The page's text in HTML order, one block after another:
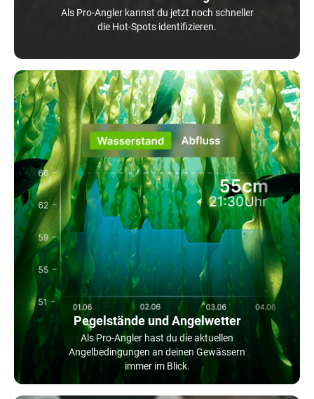
Als Pro-Angler kannst du jetzt noch schneller
die Hot-Spots identifizieren.
Pegelstände und Angelwetter
Als Pro-Angler hast du die aktuellen
Angelbedingungen an deinen Gewässern
immer im Blick.